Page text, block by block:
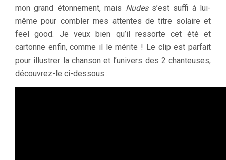
mon grand étonnement, mais Nudess’est suffi à lui-
même pour combler mes attentes de titre solaire et
feel good. Je veux bien qu’il ressorte cet été et
cartonne enfin, comme il le mérite ! Le clip est parfait
pour illustrer la chanson et l’univers des 2 chanteuses,
découvrez-le ci-dessous :